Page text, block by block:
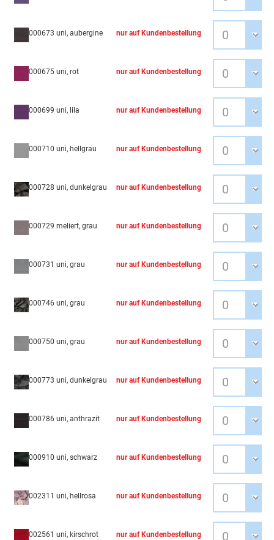
000673 uni, aubergine nur auf Kundenbestellung
000675 uni, rot nur auf Kundenbestellung
000699 uni, lila nur auf Kundenbestellung
000710 uni, hellgrau nur auf Kundenbestellung
000728 uni, dunkelgrau nur auf Kundenbestellung
000729 meliert, grau nur auf Kundenbestellung
000731 uni, grau nur auf Kundenbestellung
000746 uni, grau nur auf Kundenbestellung
000750 uni, grau nur auf Kundenbestellung
000773 uni, dunkelgrau nur auf Kundenbestellung
000786 uni, anthrazit nur auf Kundenbestellung
000910 uni, schwarz nur auf Kundenbestellung
002311 uni, hellrosa nur auf Kundenbestellung
002561 uni, kirschrot nur auf Kundenbestellung